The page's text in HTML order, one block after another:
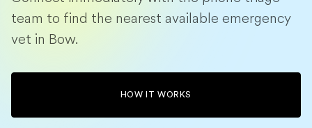
team to find the nearest available emergency
vet in Bow.
HOW IT WORKS